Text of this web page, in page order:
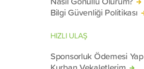
Bilgi Güvenliği Politikası
HIZLI ULAŞ
Sponsorluk Ödemesi Yap